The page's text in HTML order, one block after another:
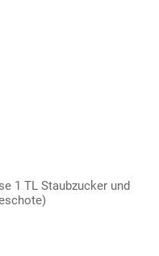
1 TL Staubzucker und